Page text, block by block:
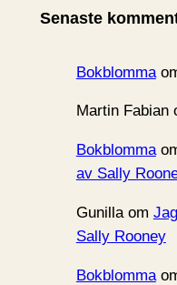
v
Senaste
Bokblomma
Martin Fabian
Bokblomma
av Sally
Gunillaom
Sally Rooney
Bokblomma